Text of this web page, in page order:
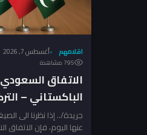
اقلامهم أغسطس 7, 2026
795 مشاهدة
الاتفاق
الباكستاني –
نقرأه؟
جريدة/.. إذا نظرنا الى
عنها اليوم، فإن الاتفاق